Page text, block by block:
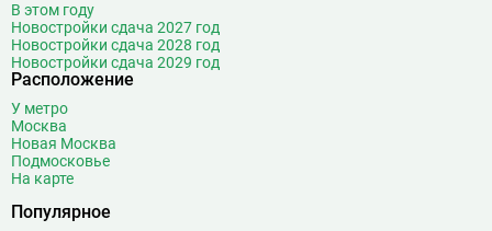
В этом году
Новостройки сдача 2027 год
Новостройки сдача 2028 год
Новостройки сдача 2029 год
Расположение
У метро
Москва
Новая Москва
Подмосковье
На карте
Популярное